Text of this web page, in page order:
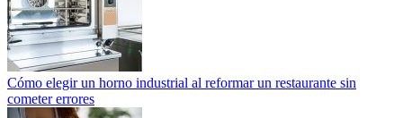
Cómo elegir un horno industrial al reformar un restaurante sin
cometer errores